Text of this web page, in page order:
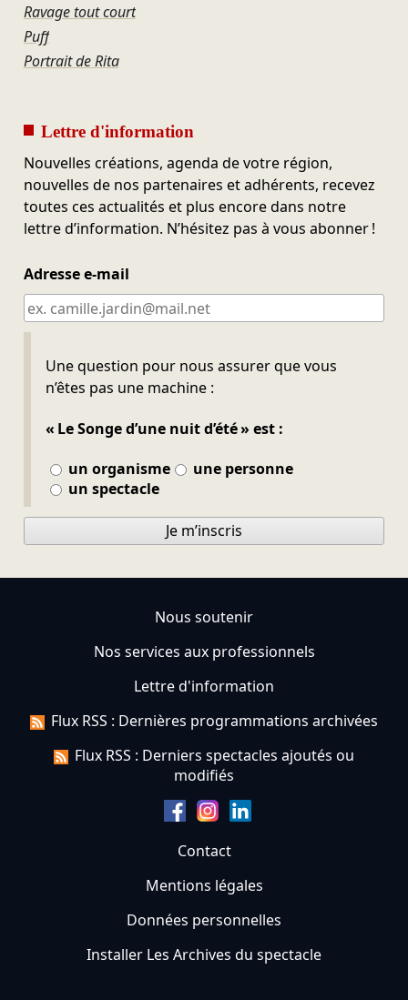
Ravage tout court
Puff
Portrait de Rita
Lettre d'information
Nouvelles créations, agenda de votre région,
nouvelles de nos partenaires et adhérents, recevez
toutes ces actualités et plus encore dans notre
lettre d’information. N’hésitez pas à vous abonner !
Adresse e-mail
Une question pour nous assurer que vous
n’êtes pas une machine :
« Le Songe d’une nuit d’été » est :
un organisme
une personne
un spectacle
Ne pas remplir
Je m’inscris
Nous soutenir
Nos services aux professionnels
Lettre d'information
Flux RSS : Dernières programmations archivées
Flux RSS : Derniers spectacles ajoutés ou
modifiés
Contact
Mentions légales
Données personnelles
Installer Les Archives du spectacle